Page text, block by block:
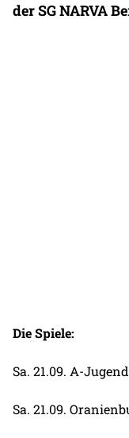
der SG NARVA
Die Spiele:
Sa. 21.09. A-
Sa. 21.09.